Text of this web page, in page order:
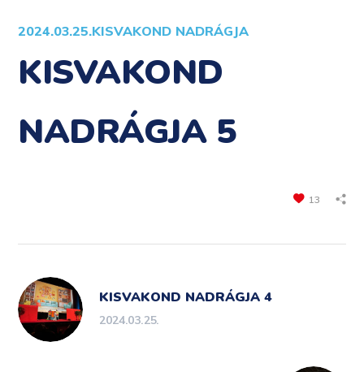
2024.03.25.KISVAKOND NADRÁGJA
KISVAKOND
NADRÁGJA 5
13
KISVAKOND NADRÁGJA 4
2024.03.25.